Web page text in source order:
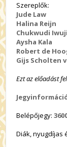
Szereplők:
Jude Law
Halina Reijn
Chukwudi
Aysha Kala
Robert de
Gijs Scholten
Ezt az előadást
Belépőjegy:
Diák, nyugdíjas